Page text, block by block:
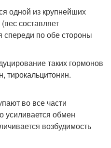
одной из крупнейших
составляет
спереди по обе стороны
таких гормонов
тирокальцитонин.
во все части
усиливается обмен
возбудимость